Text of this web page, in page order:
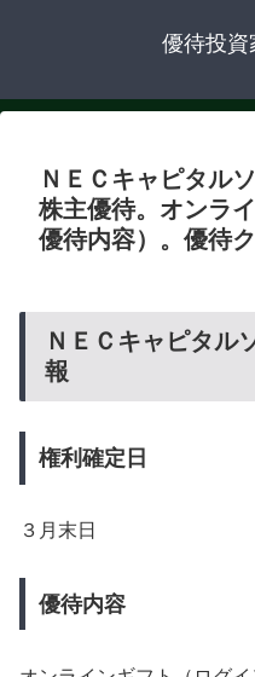
優待投資
ＮＥＣキャピタル
株主優待。オンラ
優待内容）。優待ク
ＮＥＣキャピタル
報
権利確定日
３月末日
優待内容